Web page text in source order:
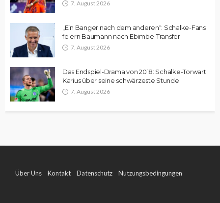
7. August 2026
„Ein Banger nach dem anderen“: Schalke-Fans
feiern Baumann nach Ebimbe-Transfer
7. August 2026
Das Endspiel-Drama von 2018: Schalke-Torwart
Karius über seine schwärzeste Stunde
7. August 2026
Über Uns Kontakt Datenschutz Nutzungsbedingungen